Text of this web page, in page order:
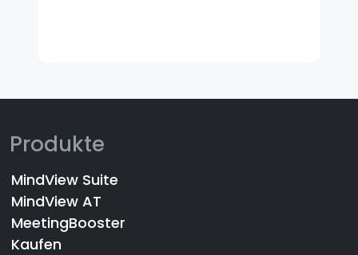
Produkte
MindView Suite
MindView AT
MeetingBooster
Kaufen